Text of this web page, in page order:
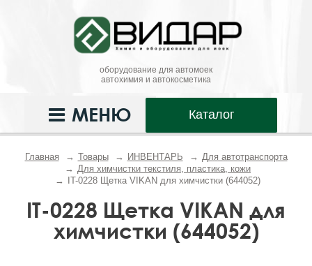
оборудование для автомоек
автохимия и автокосметика
Каталог
МЕНЮ
Главная Товары ИНВЕНТАРЬ
Для автотранспорта
Для химчистки текстиля, пластика, кожи
IT-0228 Щетка VIKAN для химчистки (644052)
IT-0228 Щетка VIKAN для
химчистки (644052)